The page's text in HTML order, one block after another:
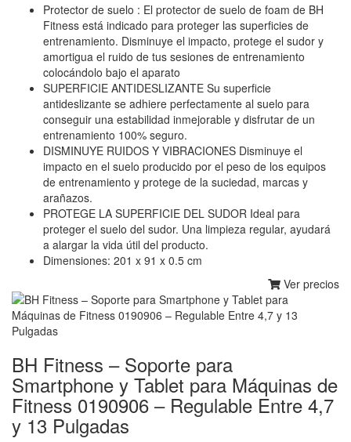
Protector de suelo : El protector de suelo de foam de BH
Fitness está indicado para proteger las superficies de
entrenamiento. Disminuye el impacto, protege el sudor y
amortigua el ruido de tus sesiones de entrenamiento
colocándolo bajo el aparato
SUPERFICIE ANTIDESLIZANTE Su superficie
antideslizante se adhiere perfectamente al suelo para
conseguir una estabilidad inmejorable y disfrutar de un
entrenamiento 100% seguro.
DISMINUYE RUIDOS Y VIBRACIONES Disminuye el
impacto en el suelo producido por el peso de los equipos
de entrenamiento y protege de la suciedad, marcas y
arañazos.
PROTEGE LA SUPERFICIE DEL SUDOR Ideal para
proteger el suelo del sudor. Una limpieza regular, ayudará
a alargar la vida útil del producto.
Dimensiones: 201 x 91 x 0.5 cm
Ver precios
BH Fitness – Soporte para
Smartphone y Tablet para Máquinas de
Fitness 0190906 – Regulable Entre 4,7
y 13 Pulgadas